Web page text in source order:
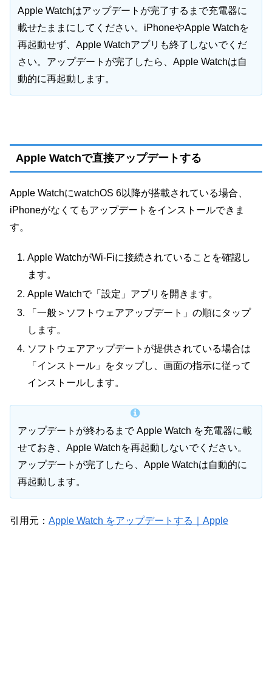
Apple Watchはアップデートが完了するまで充電器に
載せたままにしてください。iPhoneやApple Watchを
再起動せず、Apple Watchアプリも終了しないでくだ
さい。アップデートが完了したら、Apple Watchは自
動的に再起動します。
Apple Watchで直接アップデートする
Apple WatchにwatchOS 6以降が搭載されている場合、
iPhoneがなくてもアップデートをインストールできま
す。
Apple WatchがWi-Fiに接続されていることを確認し
ます。
Apple Watchで「設定」アプリを開きます。
「一般＞ソフトウェアアップデート」の順にタップ
します。
ソフトウェアアップデートが提供されている場合は
「インストール」をタップし、画面の指示に従って
インストールします。
アップデートが終わるまで Apple Watch を充電器に載
せておき、Apple Watchを再起動しないでください。
アップデートが完了したら、Apple Watchは自動的に
再起動します。
引用元： Apple Watch をアップデートする｜Apple